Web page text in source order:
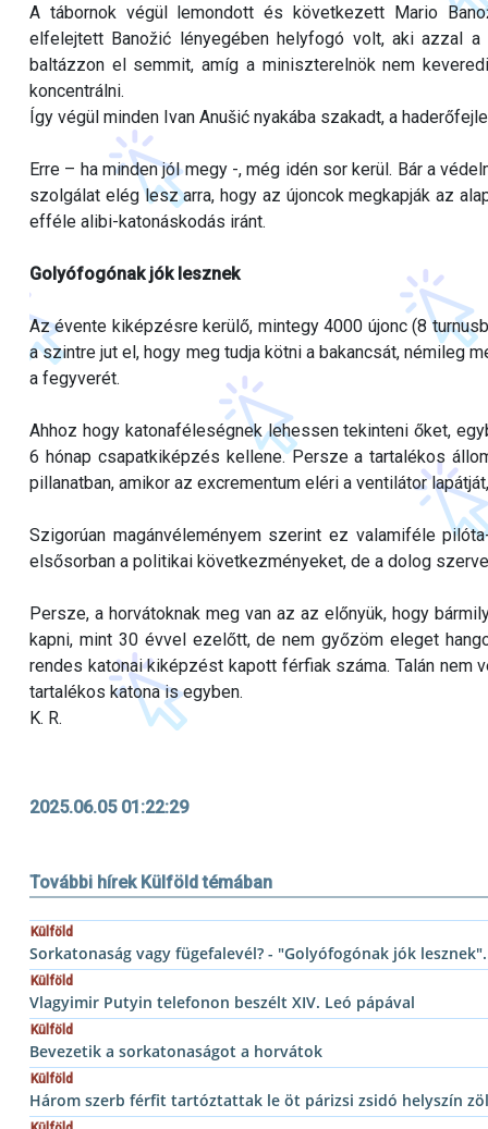
A tábornok végül lemondott és következett Mario
elfelejtett Banožić lényegében helyfogó volt, aki azzal
baltázzon el semmit, amíg a miniszterelnök nem
koncentrálni.
Így végül minden Ivan Anušić nyakába szakadt, a
Erre – ha minden jól megy -, még idén sor kerül. Bár a
szolgálat elég lesz arra, hogy az újoncok megkapják az
efféle alibi-katonáskodás iránt.
Golyófogónak jók lesznek
Az évente kiképzésre kerülő, mintegy 4000 újonc (8
a szintre jut el, hogy meg tudja kötni a bakancsát, némileg
a fegyverét.
Ahhoz hogy katonaféleségnek lehessen tekinteni őket,
6 hónap csapatkiképzés kellene. Persze a tartalékos
pillanatban, amikor az excrementum eléri a ventilátor
Szigorúan magánvéleményem szerint ez valamiféle
elsősorban a politikai következményeket, de a dolog
Persze, a horvátoknak meg van az az előnyük, hogy
kapni, mint 30 évvel ezelőtt, de nem győzöm eleget
rendes katonai kiképzést kapott férfiak száma. Talán nem
tartalékos katona is egyben.
K. R.
2025.06.05 01:22:29
További hírek Külföld témában
Külföld
Sorkatonaság vagy fügefalevél? - "Golyófogónak jók
Külföld
Vlagyimir Putyin telefonon beszélt XIV. Leó pápával
Külföld
Bevezetik a sorkatonaságot a horvátok
Külföld
Három szerb férfit tartóztattak le öt párizsi zsidó helyszín